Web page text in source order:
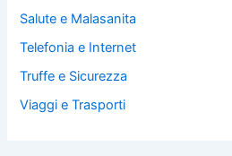
Salute e Malasanita
Telefonia e Internet
Truffe e Sicurezza
Viaggi e Trasporti